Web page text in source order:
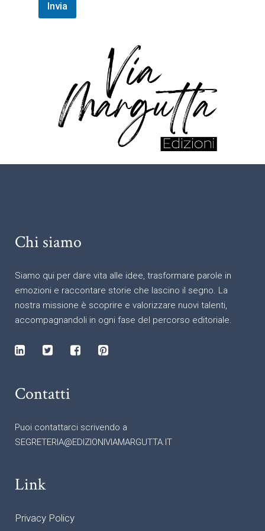
Invia
Chi siamo
Siamo qui per dare vita alle idee, trasformare parole in
emozioni e raccontare storie che lascino il segno. La
nostra missione è scoprire e valorizzare nuovi talenti,
accompagnandoli in ogni fase del percorso editoriale.
Contatti
Puoi contattarci scrivendo a
SEGRETERIA@EDIZIONIVIAMARGUTTA.IT
Link
Privacy Policy